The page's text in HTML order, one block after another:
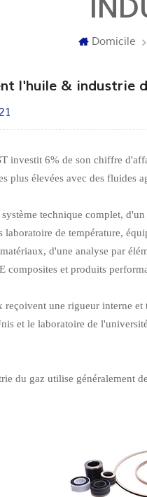
Domicile
l'huile & industrie
investit 6% de son chiffre
plus élevées avec des fluides
technique complet,
de température,
d'une analyse par
composites et produits
reçoivent une rigueur interne
et le laboratoire de
du gaz utilise généralement